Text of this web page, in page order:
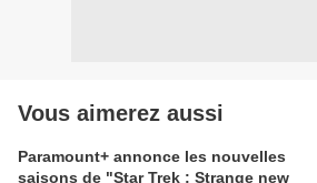
Vous aimerez aussi
Paramount+ annonce les nouvelles
saisons de "Star Trek : Strange new